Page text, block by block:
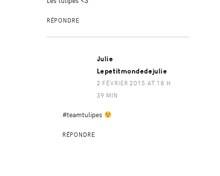
RÉPONDRE
Julie
Lepetitmondedejulie
2 FÉVRIER 2015 AT 18 H
39 MIN
#teamtulipes
RÉPONDRE